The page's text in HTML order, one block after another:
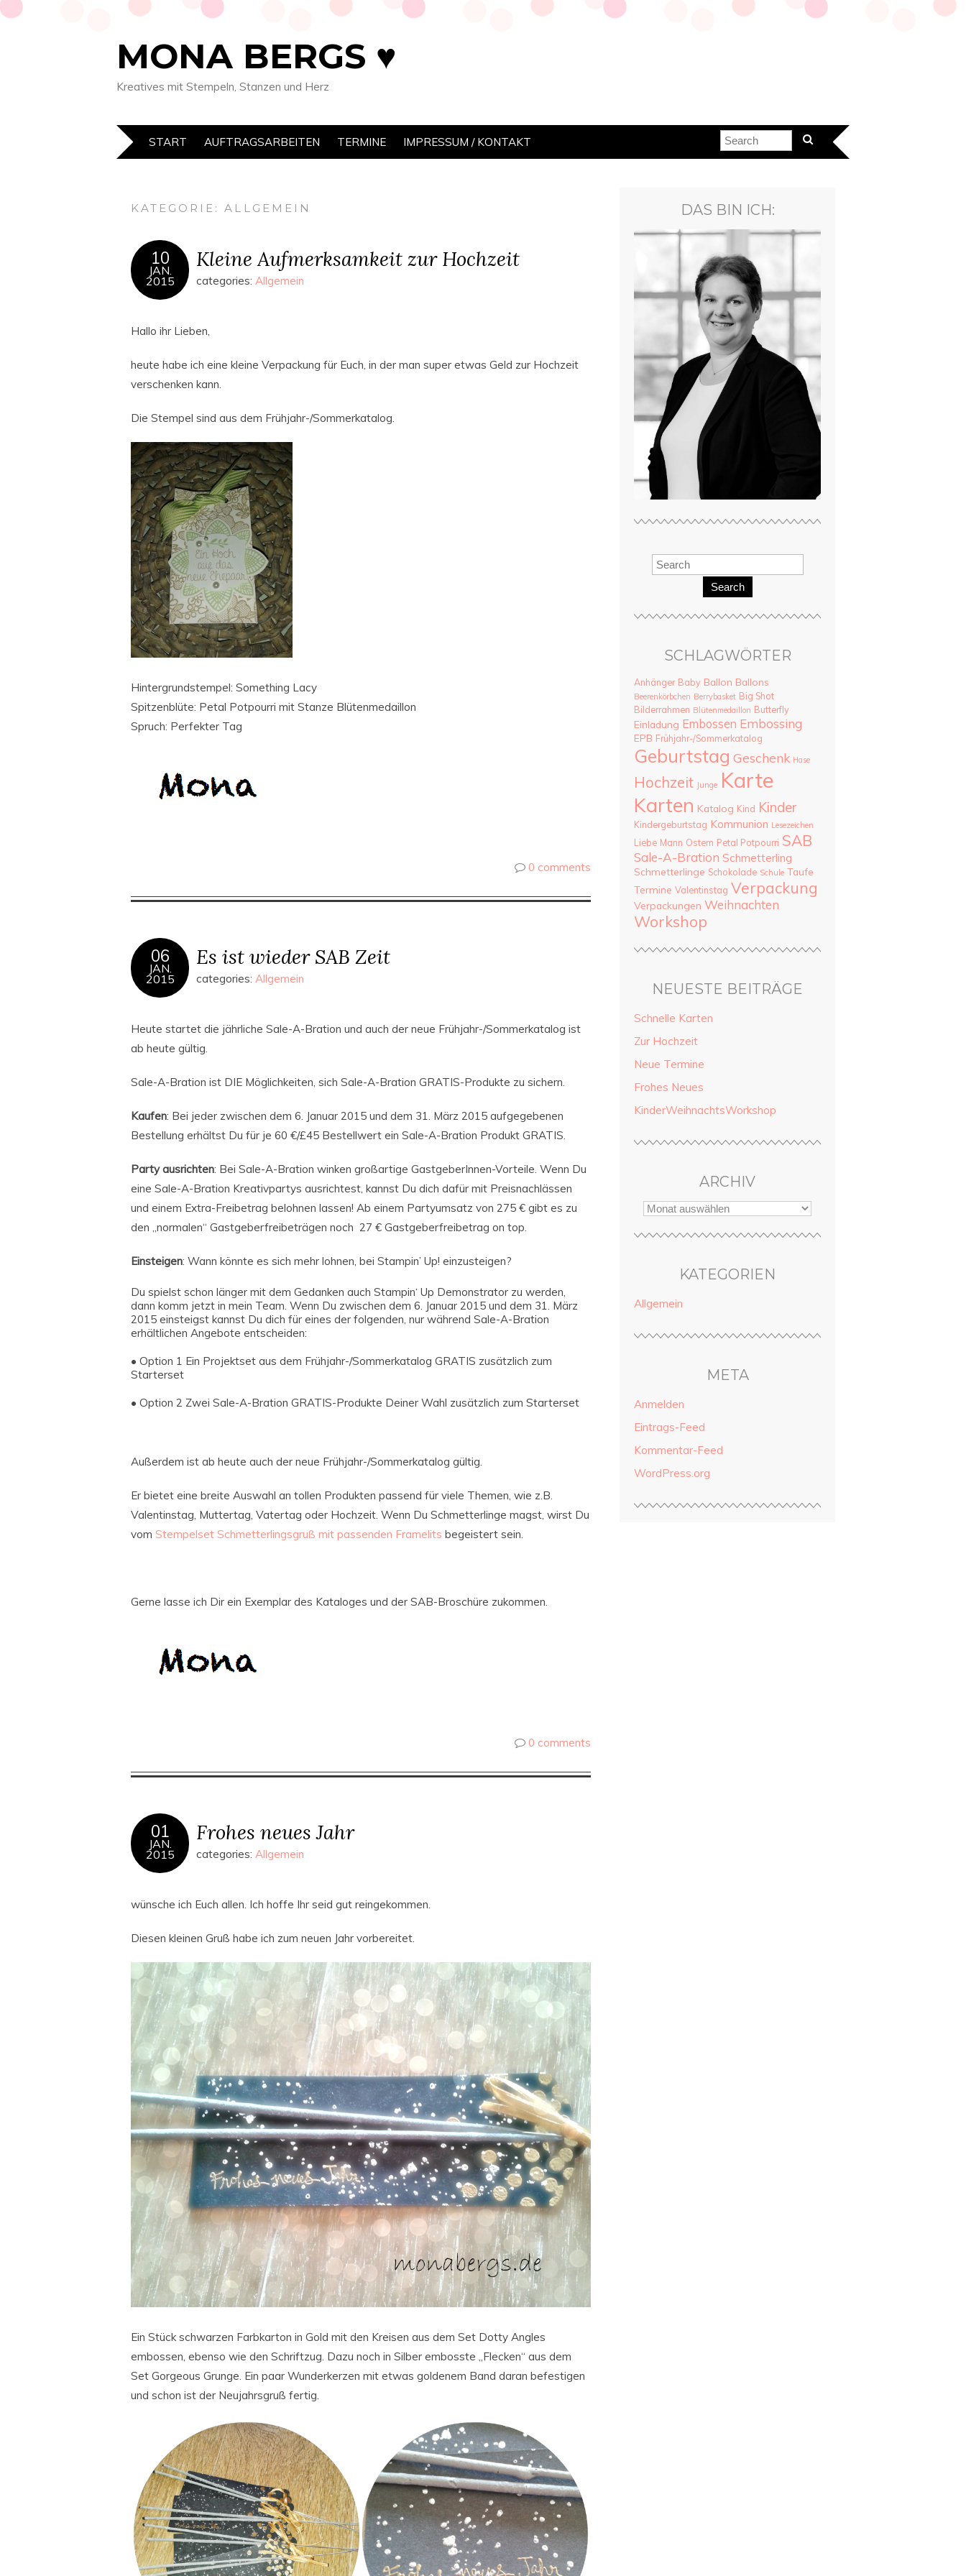
MONA BERGS ♥
Kreatives mit Stempeln, Stanzen und Herz
START AUFTRAGSARBEITEN TERMINE IMPRESSUM / KONTAKT
KATEGORIE:ALLGEMEIN
10
JAN.
2015
Kleine Aufmerksamkeit zur Hochzeit
categories: Allgemein
Hallo ihr Lieben,
heute habe ich eine kleine Verpackung für Euch, in der man super etwas Geld zur Hochzeit
verschenken kann.
Die Stempel sind aus dem Frühjahr-/Sommerkatalog.
Hintergrundstempel: Something Lacy
Spitzenblüte: Petal Potpourri mit Stanze Blütenmedaillon
Spruch: Perfekter Tag
0 comments
06
JAN.
2015
Es ist wieder SAB Zeit
categories: Allgemein
Heute startet die jährliche Sale-A-Bration und auch der neue Frühjahr-/Sommerkatalog ist
ab heute gültig.
Sale-A-Bration ist DIE Möglichkeiten, sich Sale-A-Bration GRATIS-Produkte zu sichern.
Kaufen: Bei jeder zwischen dem 6. Januar 2015 und dem 31. März 2015 aufgegebenen
Bestellung erhältst Du für je 60 €/£45 Bestellwert ein Sale-A-Bration Produkt GRATIS.
Party ausrichten: Bei Sale-A-Bration winken großartige GastgeberInnen-Vorteile. Wenn Du
eine Sale-A-Bration Kreativpartys ausrichtest, kannst Du dich dafür mit Preisnachlässen
und einem Extra-Freibetrag belohnen lassen! Ab einem Partyumsatz von 275 € gibt es zu
den „normalen“ Gastgeberfreibeträgen noch 27 € Gastgeberfreibetrag on top.
Einsteigen: Wann könnte es sich mehr lohnen, bei Stampin’ Up! einzusteigen?
Du spielst schon länger mit dem Gedanken auch Stampin‘ Up Demonstrator zu werden,
dann komm jetzt in mein Team. Wenn Du zwischen dem 6. Januar 2015 und dem 31. März
2015 einsteigst kannst Du dich für eines der folgenden, nur während Sale-A-Bration
erhältlichen Angebote entscheiden:
• Option 1 Ein Projektset aus dem Frühjahr-/Sommerkatalog GRATIS zusätzlich zum
Starterset
• Option 2 Zwei Sale-A-Bration GRATIS-Produkte Deiner Wahl zusätzlich zum Starterset
Außerdem ist ab heute auch der neue Frühjahr-/Sommerkatalog gültig.
Er bietet eine breite Auswahl an tollen Produkten passend für viele Themen, wie z.B.
Valentinstag, Muttertag, Vatertag oder Hochzeit. Wenn Du Schmetterlinge magst, wirst Du
vom Stempelset Schmetterlingsgruß mit passenden Framelits begeistert sein.
Gerne lasse ich Dir ein Exemplar des Kataloges und der SAB-Broschüre zukommen.
0 comments
01
JAN.
2015
Frohes neues Jahr
categories: Allgemein
wünsche ich Euch allen. Ich hoffe Ihr seid gut reingekommen.
Diesen kleinen Gruß habe ich zum neuen Jahr vorbereitet.
Ein Stück schwarzen Farbkarton in Gold mit den Kreisen aus dem Set Dotty Angles
embossen, ebenso wie den Schriftzug. Dazu noch in Silber embosste „Flecken“ aus dem
Set Gorgeous Grunge. Ein paar Wunderkerzen mit etwas goldenem Band daran befestigen
und schon ist der Neujahrsgruß fertig.
DAS BIN ICH:
Search
SCHLAGWÖRTER
Anhänger Baby Ballon Ballons
Beerenkörbchen Berrybasket Big Shot
Bilderrahmen Blütenmedaillon Butterfly
Einladung Embossen Embossing
EPB Frühjahr-/Sommerkatalog
Geburtstag Geschenk Hase
Hochzeit Junge Karte
Karten Katalog Kind Kinder
Kindergeburtstag Kommunion Lesezeichen
Liebe Mann Ostern Petal Potpourri SAB
Sale-A-Bration Schmetterling
Schmetterlinge Schokolade Schule Taufe
Termine Valentinstag Verpackung
Verpackungen Weihnachten
Workshop
NEUESTE BEITRÄGE
Schnelle Karten
Zur Hochzeit
Neue Termine
Frohes Neues
KinderWeihnachtsWorkshop
ARCHIV
KATEGORIEN
Allgemein
META
Anmelden
Eintrags-Feed
Kommentar-Feed
WordPress.org